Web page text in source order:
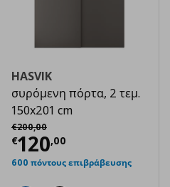
HASVIK
συρόμενη πόρτα, 2 τεμ.
150x201 cm
€200,00
Αρχική τιμή
€120,00
Τρέχουσα τιμή
600 πόντους επιβράβευσης